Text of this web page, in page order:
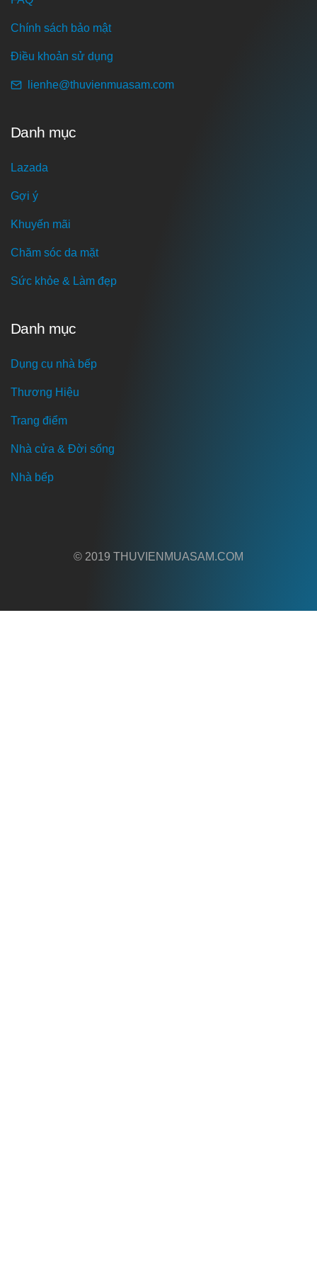
Chính sách bảo mật
Điều khoản sử dụng
lienhe@thuvienmuasam.com
Danh mục
Lazada
Gợi ý
Khuyến mãi
Chăm sóc da mặt
Sức khỏe & Làm đẹp
Danh mục
Dụng cụ nhà bếp
Thương Hiệu
Trang điểm
Nhà cửa & Đời sống
Nhà bếp
© 2019 THUVIENMUASAM.COM